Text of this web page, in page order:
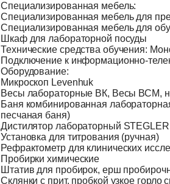
Специализированная мебель:
Специализированная мебель для
Специализированная мебель для
Шкаф для лабораторной посуды
Технические средства обучения:
Подключение к информационно-
Оборудование:
Микроскоп Levenhuk
Весы лабораторные ВК, Весы ВСМ,
Баня комбинированная
песчаная баня)
Дистилятор лабораторный STEGLER
Установка для титрования (ручная)
Рефрактометр для клинических
Пробирки химические
Штатив для пробирок, ерш
Склянки с прит. пробкой узкое горло